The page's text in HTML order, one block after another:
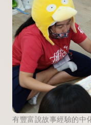
有豐富說故事經驗的中